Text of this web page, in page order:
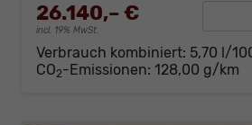
26.140,– €
incl. 19% MwSt.
Verbrauch kombiniert: 5,70 l/
CO2-Emissionen: 128,00 g/km